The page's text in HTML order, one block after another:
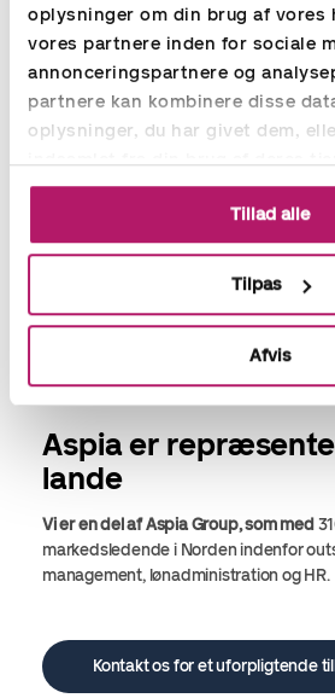
oplysninger om din brug af vores
vores partnere inden for sociale
annonceringspartnere og
partnere kan kombinere disse
oplysninger, du har givet dem,
indsamlet fra din brug af deres
Tillad alle
Tilpas
Afvis
Aspia er
lande
Vi er en del af Aspia Group, som med
markedsledende i Norden indenfor
management, lønadministration og HR.
Kontakt os for et uforpligtende